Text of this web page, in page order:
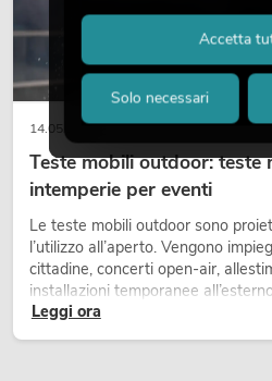
14.05.2026
Teste mobili outdoor: teste
intemperie per eventi
Le teste mobili outdoor sono
l’utilizzo all’aperto. Vengono
cittadine, concerti open-air,
installazioni temporanee
Leggi ora
Solo necessari
Accetta